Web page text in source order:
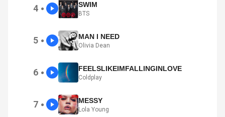
4 ● SWIM
BTS
5 ● MAN I NEED
Olivia Dean
6 ● FEELSLIKEIMFALLINGINLOVE
Coldplay
7 ● MESSY
Lola Young